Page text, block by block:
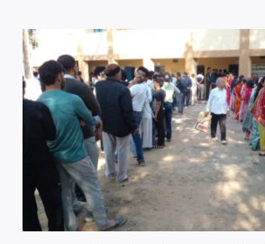
s
A
p
p
c
e
b
o
o
k
itt
e
r
e
dI
n
ai
l
ar
e